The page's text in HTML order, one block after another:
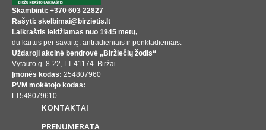
Skambinti: +370 603 22827
Rašyti: skelbimai@birzietis.lt
Laikraštis leidžiamas nuo 1945 metų,
du kartus per savaitę: antradieniais ir penktadieniais.
Uždaroji akcinė bendrovė „Biržiečių žodis“
Vytauto g. 8-22, LT-41174. Biržai
Įmonės kodas: 254807960
PVM mokėtojo kodas:
LT548079610
KONTAKTAI
PRENUMERATA